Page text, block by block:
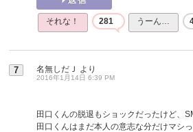
それな！ 281 うーん…
7 名無しだＪ より
2016年1月14日 6:39 PM
田口くんの脱退もショックだったけど、
田口くんはまだ本人の意志な分だけマシっ